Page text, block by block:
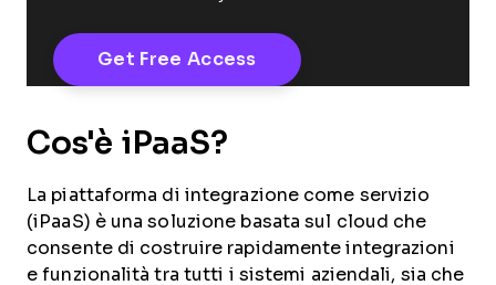
Cos'è iPaaS?
La piattaforma di integrazione come servizio
(iPaaS) è una soluzione basata sul cloud che
consente di costruire rapidamente integrazioni
e funzionalità tra tutti i sistemi aziendali, sia che